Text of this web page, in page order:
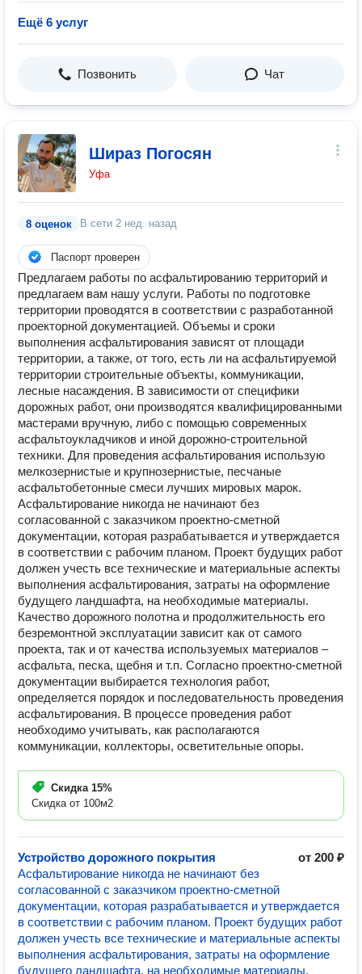
Ещё 6 услуг
Позвонить Чат
Шираз Погосян
Уфа
8 оценок В сети 2 нед. назад
Паспорт проверен
Предлагаем работы по асфальтированию территорий и
предлагаем вам нашу услуги. Работы по подготовке
территории проводятся в соответствии с разработанной
проекторной документацией. Объемы и сроки
выполнения асфальтирования зависят от площади
территории, а также, от того, есть ли на асфальтируемой
территории строительные объекты, коммуникации,
лесные насаждения. В зависимости от специфики
дорожных работ, они производятся квалифицированными
мастерами вручную, либо с помощью современных
асфальтоукладчиков и иной дорожно-строительной
техники. Для проведения асфальтирования использую
мелкозернистые и крупнозернистые, песчаные
асфальтобетонные смеси лучших мировых марок.
Асфальтирование никогда не начинают без
согласованной с заказчиком проектно-сметной
документации, которая разрабатывается и утверждается
в соответствии с рабочим планом. Проект будущих работ
должен учесть все технические и материальные аспекты
выполнения асфальтирования, затраты на оформление
будущего ландшафта, на необходимые материалы.
Качество дорожного полотна и продолжительность его
безремонтной эксплуатации зависит как от самого
проекта, так и от качества используемых материалов –
асфальта, песка, щебня и т.п. Согласно проектно-сметной
документации выбирается технология работ,
определяется порядок и последовательность проведения
асфальтирования. В процессе проведения работ
необходимо учитывать, как располагаются
коммуникации, коллекторы, осветительные опоры.
Скидка 15%
Скидка от 100м2
Устройство дорожного покрытия
от 200 ₽
Асфальтирование никогда не начинают без
согласованной с заказчиком проектно-сметной
документации, которая разрабатывается и утверждается
в соответствии с рабочим планом. Проект будущих работ
должен учесть все технические и материальные аспекты
выполнения асфальтирования, затраты на оформление
будущего ландшафта, на необходимые материалы.